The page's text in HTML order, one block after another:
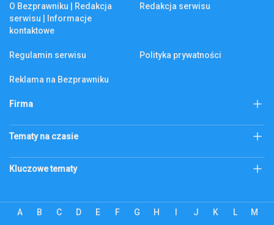
O Bezprawniku | Redakcja
serwisu | Informacje
kontaktowe
Redakcja serwisu
Regulamin serwisu Polityka prywatności
Reklama na Bezprawniku
Firma
KSeF
Tematy na czasie
Złoto
Edukacja
Energetyka
Kluczowe tematy
Alior Bank
ZUS
A B C D E F G H J K L M